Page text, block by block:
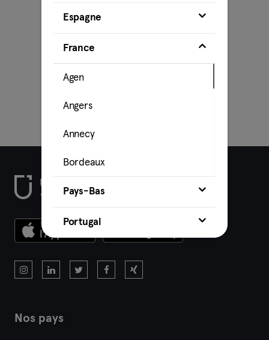
Espagne
France
Agen
Angers
Annecy
Bordeaux
Caen
Cahors
Lille
Pays-Bas
Portugal
Nos pays